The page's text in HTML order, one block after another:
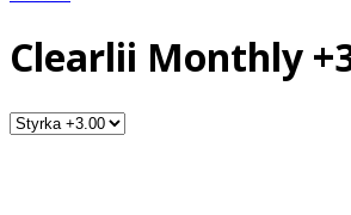
Clearlii Monthly